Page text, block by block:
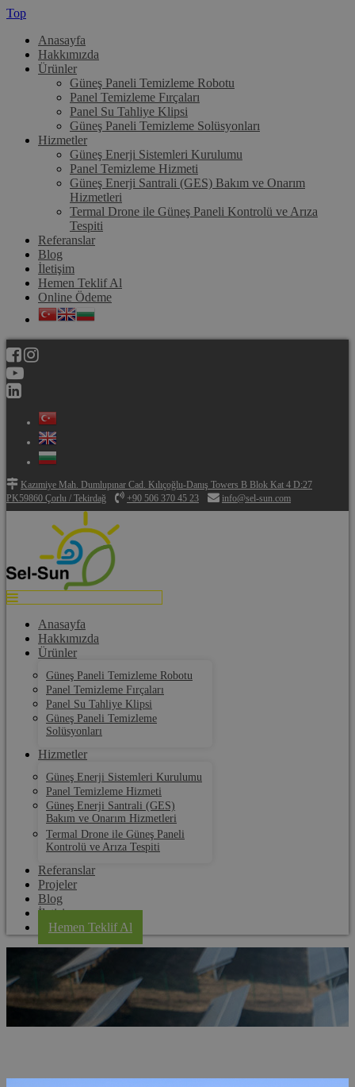
Top
Anasayfa
Hakkımızda
Ürünler
Güneş Paneli Temizleme Robotu
Panel Temizleme Fırçaları
Panel Su Tahliye Klipsi
Güneş Paneli Temizleme Solüsyonları
Hizmetler
Güneş Enerji Sistemleri Kurulumu
Panel Temizleme Hizmeti
Güneş Enerji Santrali (GES) Bakım ve Onarım
Hizmetleri
Termal Drone ile Güneş Paneli Kontrolü ve Arıza
Tespiti
Referanslar
Blog
İletişim
Hemen Teklif Al
Online Ödeme
Kazımiye Mah. Dumlupınar Cad. Kılıçoğlu-Danış Towers B Blok Kat 4 D:27
PK59860 Çorlu / Tekirdağ
+90 506 370 45 23 info@sel-sun.com
Anasayfa
Hakkımızda
Ürünler
Güneş Paneli Temizleme Robotu
Panel Temizleme Fırçaları
Panel Su Tahliye Klipsi
Güneş Paneli Temizleme
Solüsyonları
Hizmetler
Güneş Enerji Sistemleri Kurulumu
Panel Temizleme Hizmeti
Güneş Enerji Santrali (GES)
Bakım ve Onarım Hizmetleri
Termal Drone ile Güneş Paneli
Kontrolü ve Arıza Tespiti
Referanslar
Projeler
Blog
İletişim
Hemen Teklif Al